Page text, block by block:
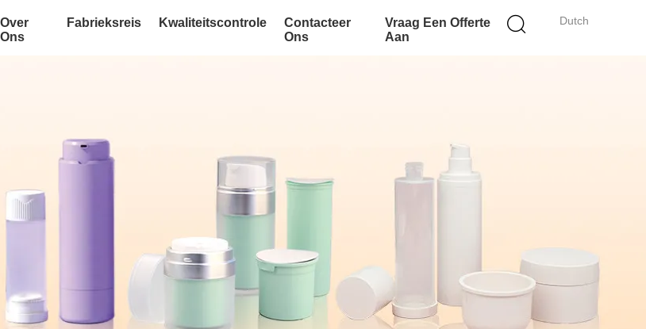
Dutch
Over
Ons
Fabrieksreis Kwaliteitscontrole
Contacteer
Ons
Vraag Een Offerte
Aan